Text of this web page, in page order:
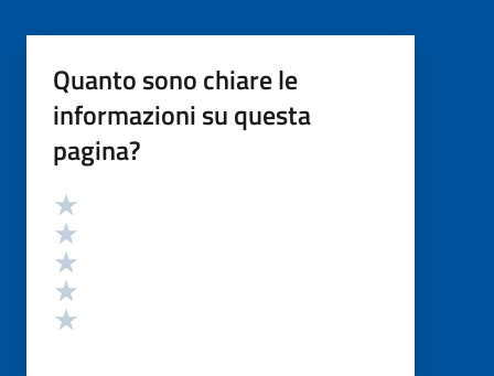
Quanto sono chiare le
informazioni su questa
pagina?
Valutazione